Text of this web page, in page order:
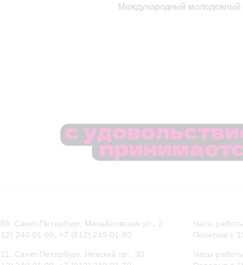
Международный молодежный
Санкт-Петербург, Михайловская ул., 2
240-01-00, +7 (812) 240-01-80
Санкт-Петербург, Невский пр., 30
Часы
Перерыв с
Часы